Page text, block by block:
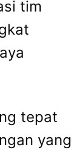
tim
tepat
yang